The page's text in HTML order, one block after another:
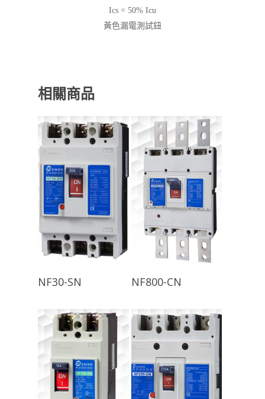
Ics = 50% Icu
黃色漏電測試鈕
相關商品
NF30-SN NF800-CN